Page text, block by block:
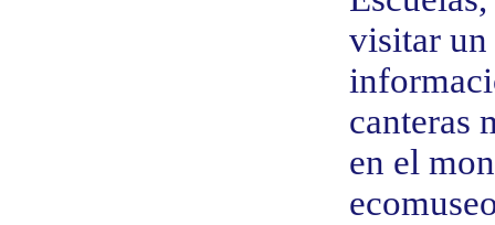
visitar un
canteras
en el